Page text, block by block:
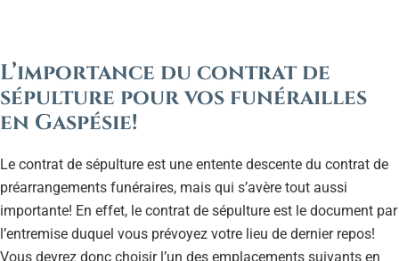
L’importance du contrat de
sépulture pour vos funérailles
en Gaspésie!
Le contrat de sépulture est une entente descente du contrat de
préarrangements funéraires, mais qui s’avère tout aussi
importante! En effet, le contrat de sépulture est le document par
l’entremise duquel vous prévoyez votre lieu de dernier repos!
Vous devrez donc choisir l’un des emplacements suivants en